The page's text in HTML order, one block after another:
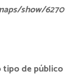
show/6270
de público